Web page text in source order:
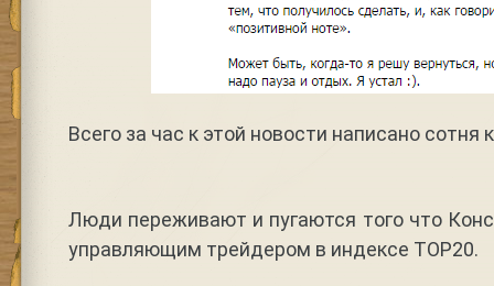
Всего за час к этой новости написано сотня
Люди переживают и пугаются того что
управляющим трейдером в индексе TOP20.